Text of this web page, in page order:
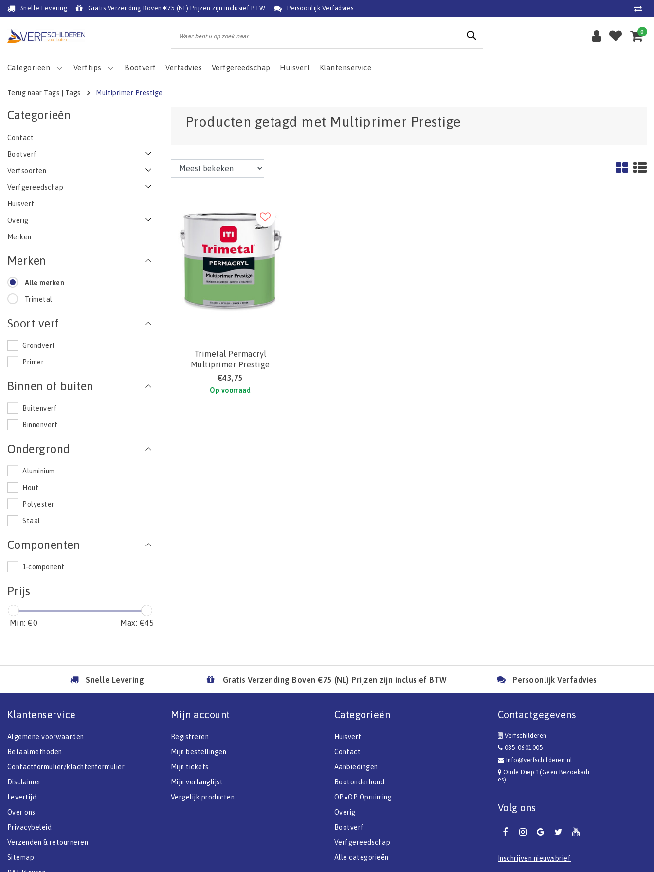
Snelle Levering Gratis Verzending Boven €75 (NL) Prijzen zijn inclusief BTW Persoonlijk Verfadvies
0
Categorieën Verftips Bootverf Verfadvies Verfgereedschap Huisverf Klantenservice
Terug naar Tags Tags Multiprimer Prestige
Categorieën
Contact
Bootverf
Verfsoorten
Verfgereedschap
Huisverf
Overig
Merken
Merken
Alle merken
Trimetal
Soort verf
Grondverf
Primer
Binnen of buiten
Buitenverf
Binnenverf
Ondergrond
Aluminium
Hout
Polyester
Staal
Componenten
1-component
Prijs
Min: €0 Max: €45
Producten getagd met Multiprimer Prestige
Trimetal Permacryl
Multiprimer Prestige
€43,75
Op voorraad
Snelle Levering Gratis Verzending Boven €75 (NL) Prijzen zijn inclusief BTW Persoonlijk Verfadvies
Klantenservice
Algemene voorwaarden
Betaalmethoden
Contactformulier/klachtenformulier
Disclaimer
Levertijd
Over ons
Privacybeleid
Verzenden & retourneren
Sitemap
Mijn account
Registreren
Mijn bestellingen
Mijn tickets
Mijn verlanglijst
Vergelijk producten
Categorieën
Huisverf
Contact
Aanbiedingen
Bootonderhoud
OP=OP Opruiming
Overig
Bootverf
Verfgereedschap
Alle categorieën
Contactgegevens
Verfschilderen
085-0601005
Info@verfschilderen.nl
Oude Diep 1(Geen Bezoekadr
es)
Volg ons
Inschrijven nieuwsbrief